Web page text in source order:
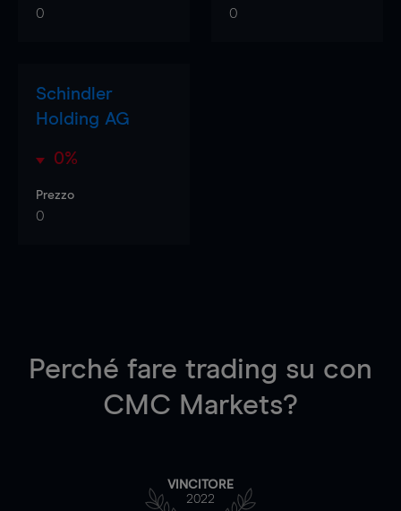
0 0
Schindler
Holding AG
0%
Prezzo
0
Perché fare trading su con
CMC Markets?
VINCITORE
2022